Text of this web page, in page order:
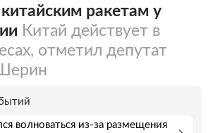
ракетам у
Китай действует в
отметил депутат
волноваться из-за размещения